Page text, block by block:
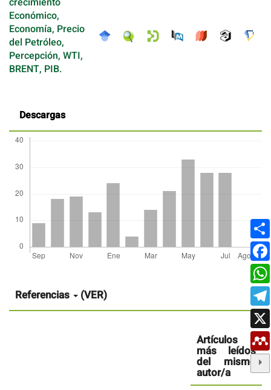
Económico,
Economía, Precio
del Petróleo,
Percepción, WTI,
BRENT, PIB.
Descargas
artículo
Referencias (VER)
Artículos
más leídos
del mismo
autor/a